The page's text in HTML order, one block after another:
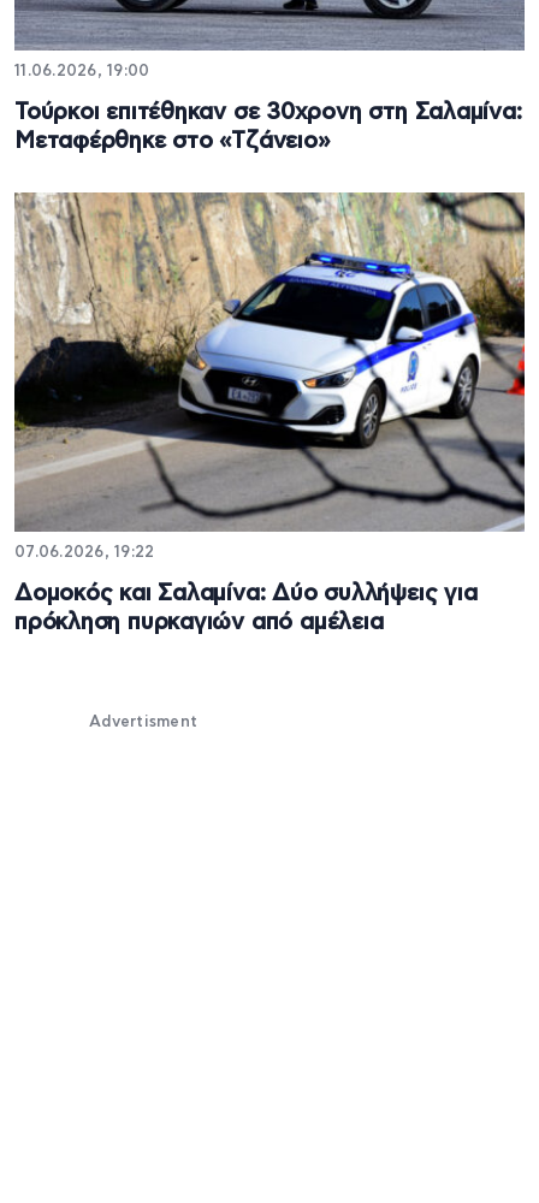
11.06.2026, 19:00
Τούρκοι επιτέθηκαν σε 30χρονη στη Σαλαμίνα:
Μεταφέρθηκε στο «Τζάνειο»
07.06.2026, 19:22
Δομοκός και Σαλαμίνα: Δύο συλλήψεις για
πρόκληση πυρκαγιών από αμέλεια
Advertisment